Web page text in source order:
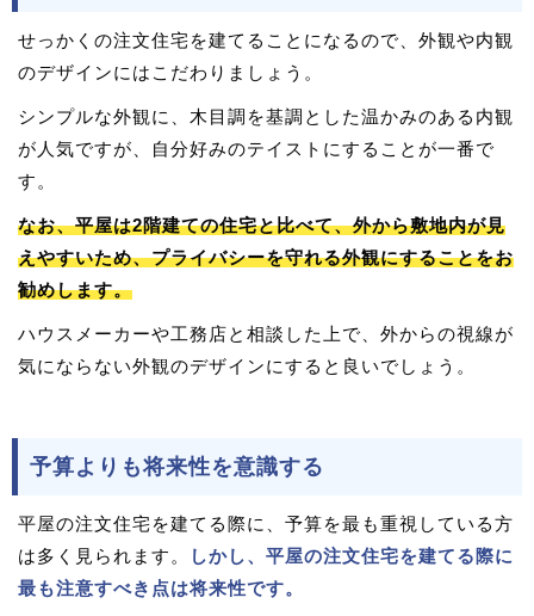
せっかくの注文住宅を建てることになるので、外観や内観
のデザインにはこだわりましょう。
シンプルな外観に、木目調を基調とした温かみのある内観
が人気ですが、自分好みのテイストにすることが一番で
す。
なお、平屋は2階建ての住宅と比べて、外から敷地内が見
えやすいため、プライバシーを守れる外観にすることをお
勧めします。
ハウスメーカーや工務店と相談した上で、外からの視線が
気にならない外観のデザインにすると良いでしょう。
予算よりも将来性を意識する
平屋の注文住宅を建てる際に、予算を最も重視している方
は多く見られます。
しかし、平屋の注文住宅を建てる際に
最も注意すべき点は将来性です。